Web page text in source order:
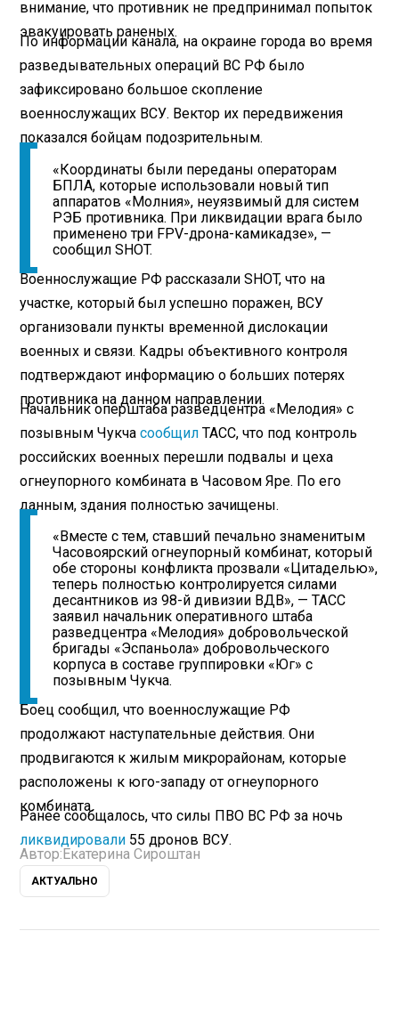
внимание, что противник не предпринимал попыток
эвакуировать раненых.
По информации канала, на окраине города во время
разведывательных операций ВС РФ было
зафиксировано большое скопление
военнослужащих ВСУ. Вектор их передвижения
показался бойцам подозрительным.
«Координаты были переданы операторам
БПЛА, которые использовали новый тип
аппаратов «Молния», неуязвимый для систем
РЭБ противника. При ликвидации врага было
применено три FPV-дрона-камикадзе», —
сообщил SHOT.
Военнослужащие РФ рассказали SHOT, что на
участке, который был успешно поражен, ВСУ
организовали пункты временной дислокации
военных и связи. Кадры объективного контроля
подтверждают информацию о больших потерях
противника на данном направлении.
Начальник оперштаба разведцентра «Мелодия» с
позывным Чукчасообщил ТАСС, что под контроль
российских военных перешли подвалы и цеха
огнеупорного комбината в Часовом Яре. По его
данным, здания полностью зачищены.
«Вместе с тем, ставший печально знаменитым
Часовоярский огнеупорный комбинат, который
обе стороны конфликта прозвали «Цитаделью»,
теперь полностью контролируется силами
десантников из 98-й дивизии ВДВ», — ТАСС
заявил начальник оперативного штаба
разведцентра «Мелодия» добровольческой
бригады «Эспаньола» добровольческого
корпуса в составе группировки «Юг» с
позывным Чукча.
Боец сообщил, что военнослужащие РФ
продолжают наступательные действия. Они
продвигаются к жилым микрорайонам, которые
расположены к юго-западу от огнеупорного
комбината.
Ранее сообщалось, что силы ПВО ВС РФ за ночь
ликвидировали 55 дронов ВСУ.
Автор: Екатерина Сироштан
АКТУАЛЬНО